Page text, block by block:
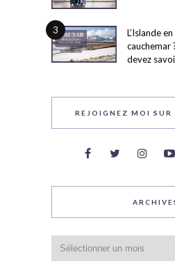
3
L’Islande
cauchemar
devez
REJOIGNEZ MOI SUR